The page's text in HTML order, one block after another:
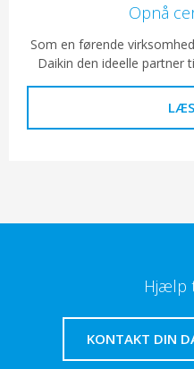
Opnå
Som en førende
Daikin den ideelle partner
Hjælp
KONTAKT DIN